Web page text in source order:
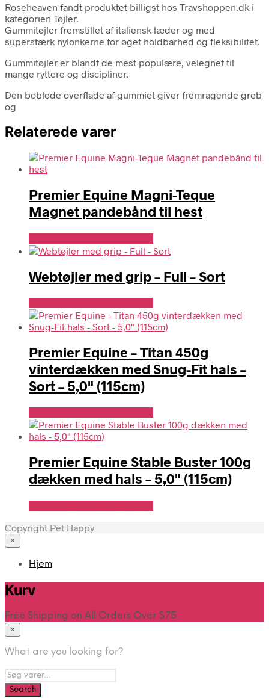
Roseheaven fandt produktet billigst hos Travshoppen.dk i
kategorien Tøjler.
Gummitøjler fremstillet af italiensk læder og med
superstærk nylonkerne for øget holdbarhed og fleksibilitet.
Gummitøjler er blandt de mest populære, velegnet til
mange ryttere og discipliner.
Den boblede overflade af gummiet giver fremragende greb
og
Relaterede varer
Premier Equine Magni-Teque
Magnet pandebånd til hest
Webtøjler med grip – Full – Sort
Premier Equine – Titan 450g
vinterdækken med Snug-Fit hals –
Sort – 5,0" (115cm)
Premier Equine Stable Buster 100g
dækken med hals – 5,0" (115cm)
Copyright Pet Happy
×
Hjem
Kurv
Free Shipping on All Orders Over $75
×
What are you looking for?